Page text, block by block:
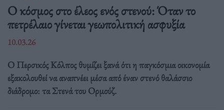
Ο κόσμος στο έλεος ενός στενού: Όταν το
πετρέλαιο γίνεται γεωπολιτική ασφυξία
10.03.26
Ο Περσικός Κόλπος θυμίζει ξανά ότι η παγκόσμια οικονομία
εξακολουθεί να αναπνέει μέσα από έναν στενό θαλάσσιο
διάδρομο: τα Στενά του Ορμούζ.